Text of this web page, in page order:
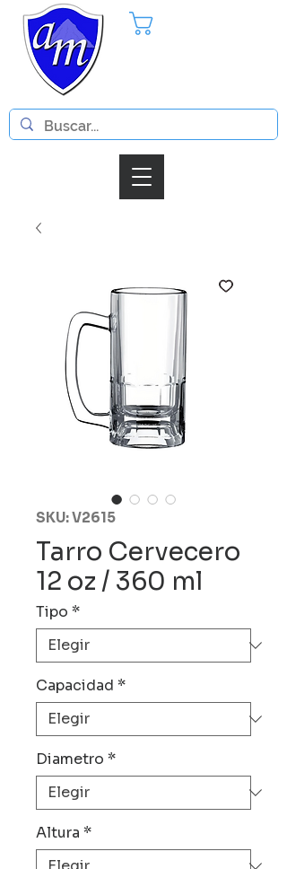
SKU: V2615
Tarro Cervecero
12 oz / 360 ml
Tipo *
Capacidad *
Diametro *
Altura *